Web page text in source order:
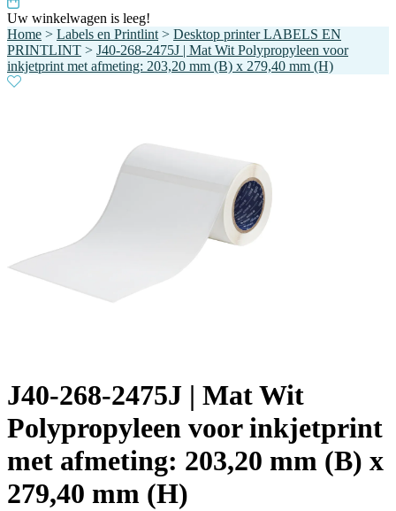
Uw winkelwagen is leeg!
Home > Labels en Printlint > Desktop printer LABELS EN
PRINTLINT > J40-268-2475J | Mat Wit Polypropyleen voor
inkjetprint met afmeting: 203,20 mm (B) x 279,40 mm (H)
J40-268-2475J | Mat Wit
Polypropyleen voor inkjetprint
met afmeting: 203,20 mm (B) x
279,40 mm (H)